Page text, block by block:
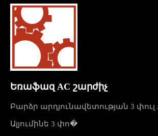
Եռաֆազ AC շարժիչ
Բարձր արդյունավետության 3 փուլ
Ալյումինե 3 փո�